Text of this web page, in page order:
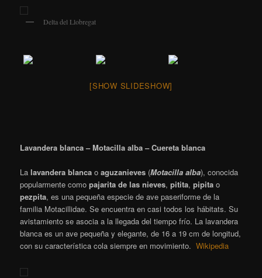
Delta del Llobregat
[SHOW SLIDESHOW]
Lavandera blanca – Motacilla alba – Cuereta blanca
La lavandera blanca oaguzanieves (Motacilla alba), conocida
popularmente comopajarita de las nieves,pitita,pipita o
pezpita​, es una pequeña especie de ave paseriforme de la
familia Motacillidae. Se encuentra en casi todos los hábitats. Su
avistamiento se asocia a la llegada del tiempo frío. La lavandera
blanca es un ave pequeña y elegante, de 16 a 19 cm de longitud,
con su característica cola siempre en movimiento.Wikipedia